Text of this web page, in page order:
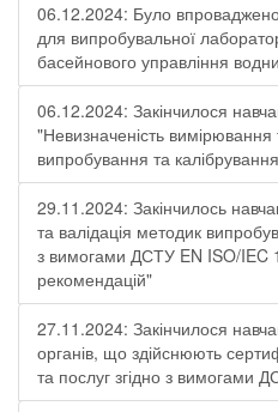
06.12.2024: Було
для випробувальної
басейнового управління
06.12.2024: Закінчилося
"Невизначеність вимірювання
випробування та
29.11.2024: Закінчилось
та валідація методик
з вимогами ДСТУ EN ISO/IEC
рекомендацій"
27.11.2024: Закінчилося
органів, що здійснюють
та послуг згідно з вимогами